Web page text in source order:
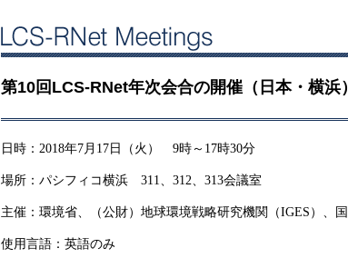
LCS-RNet Meetings
第10回LCS-RNet年次会合の開催（日本・横浜）
日時： 2018年7月 17 日（火） 9時～ 17時30分
場所：パシフィコ横浜 311、 312、 313会議室
主催：環境省、（公財）地球環境戦略研究機関（IGES ）、
使用言語：英語のみ